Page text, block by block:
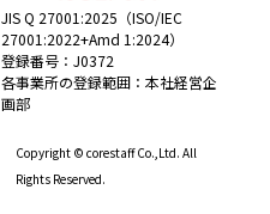
JIS Q 27001:2025（ISO/IEC
27001:2022+Amd 1:2024）
登録番号：J0372
各事業所の登録範囲：本社経営企
画部
Copyright © corestaff Co.,Ltd. All
Rights Reserved.